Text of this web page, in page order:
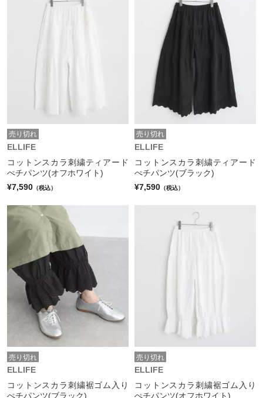
売り切れ
ELLIFE
コットンスカラ刺繍ティアード
ぺチパンツ(オフホワイト)
¥7,590 （税込）
売り切れ
ELLIFE
コットンスカラ刺繍ティアード
ぺチパンツ(ブラック)
¥7,590 （税込）
売り切れ
ELLIFE
コットンスカラ刺繍裾ゴム入り
ぺチパンツ(ブラック)
売り切れ
ELLIFE
コットンスカラ刺繍裾ゴム入り
ぺチパンツ(オフホワイト)